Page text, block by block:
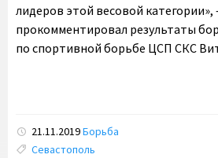
лидеров этой весовой
прокомментировал результаты
по спортивной борьбе ЦСП СКС
21.11.2019Борьба
Tags:
Севастополь